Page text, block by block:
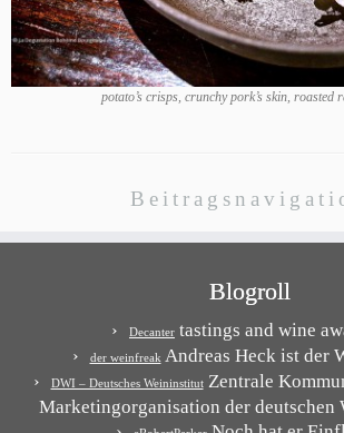
potato’s crisps, crunchy pork’s skin, roasted
Blogroll
Decanter tastings and wine
der weinfreakAndreas Heck ist der
DWI – Deutsches WeininstitutZentrale
Marketingorganisation der deutschen